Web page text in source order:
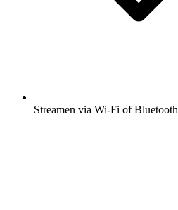
Streamen via Wi-Fi of Bluetooth